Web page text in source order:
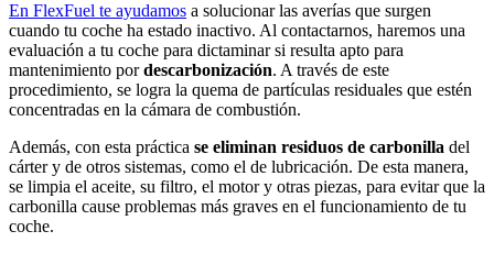
En FlexFuel te ayudamos a solucionar las averías que surgen
cuando tu coche ha estado inactivo. Al contactarnos, haremos una
evaluación a tu coche para dictaminar si resulta apto para
mantenimiento pordescarbonización. A través de este
procedimiento, se logra la quema de partículas residuales que estén
concentradas en la cámara de combustión.
Además, con esta práctica se eliminan residuos de carbonilla del
cárter y de otros sistemas, como el de lubricación. De esta manera,
se limpia el aceite, su filtro, el motor y otras piezas, para evitar que la
carbonilla cause problemas más graves en el funcionamiento de tu
coche.